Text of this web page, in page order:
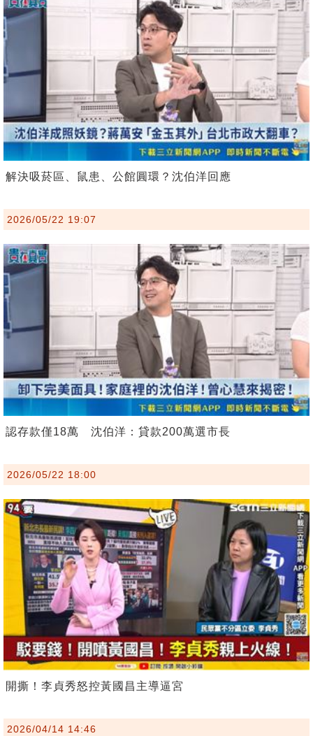
解決吸菸區、鼠患、公館圓環？沈伯洋回應
2026/05/22 19:07
認存款僅18萬 沈伯洋：貸款200萬選市長
2026/05/22 18:00
開撕！李貞秀怒控黃國昌主導逼宮
2026/04/14 14:46